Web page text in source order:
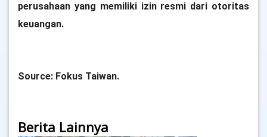
perusahaan yang memiliki izin resmi dari otoritas
keuangan.
Source: Fokus Taiwan.
Berita Lainnya